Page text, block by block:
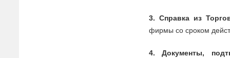
3. Справка из Торго
фирмы со сроком
4.Документы, подт